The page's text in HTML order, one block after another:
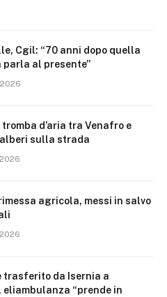
Cgil: “70 anni dopo quella
al presente”
d’aria tra Venafro e
sulla strada
agricola, messi in salvo
trasferito da Isernia a
eliambulanza “prende in